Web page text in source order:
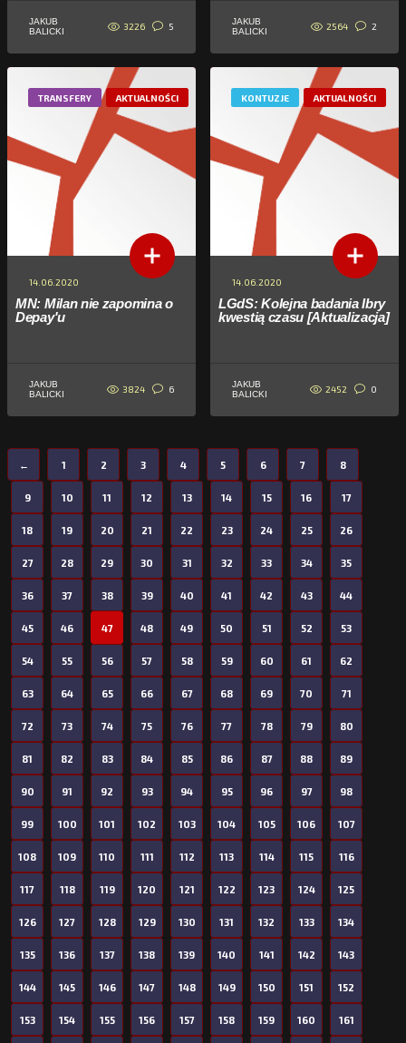
JAKUB
BALICKI
3226 5
JAKUB
BALICKI
2564 2
TRANSFERY AKTUALNOŚCI
14.06.2020
MN: Milan nie zapomina o
Depay'u
JAKUB
BALICKI
3824 6
KONTUZJE AKTUALNOŚCI
14.06.2020
LGdS: Kolejna badania Ibry
kwestią czasu [Aktualizacja]
JAKUB
BALICKI
2452 0
← 1 2 3 4 5 6 7 8
9 10 11 12 13 14 15 16 17
18 19 20 21 22 23 24 25 26
27 28 29 30 31 32 33 34 35
36 37 38 39 40 41 42 43 44
45 46 47 48 49 50 51 52 53
54 55 56 57 58 59 60 61 62
63 64 65 66 67 68 69 70 71
72 73 74 75 76 77 78 79 80
81 82 83 84 85 86 87 88 89
90 91 92 93 94 95 96 97 98
99 100 101 102 103 104 105 106 107
108 109 110 111 112 113 114 115 116
117 118 119 120 121 122 123 124 125
126 127 128 129 130 131 132 133 134
135 136 137 138 139 140 141 142 143
144 145 146 147 148 149 150 151 152
153 154 155 156 157 158 159 160 161